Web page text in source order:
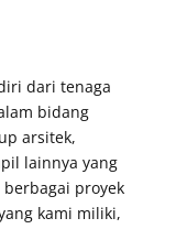
dari tenaga
bidang
arsitek,
lainnya yang
proyek
kami miliki,